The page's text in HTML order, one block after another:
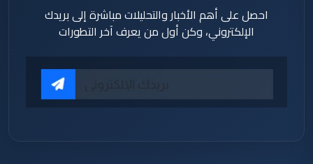
احصل على أهم الأخبار والتحليلات مباشرة إلى بريدك
الإلكتروني، وكن أول من يعرف آخر التطورات